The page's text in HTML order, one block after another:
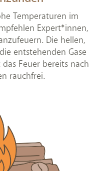
Temperaturen im
Expert*innen,
Die hellen,
entstehenden Gase
Feuer bereits nach
rauchfrei.